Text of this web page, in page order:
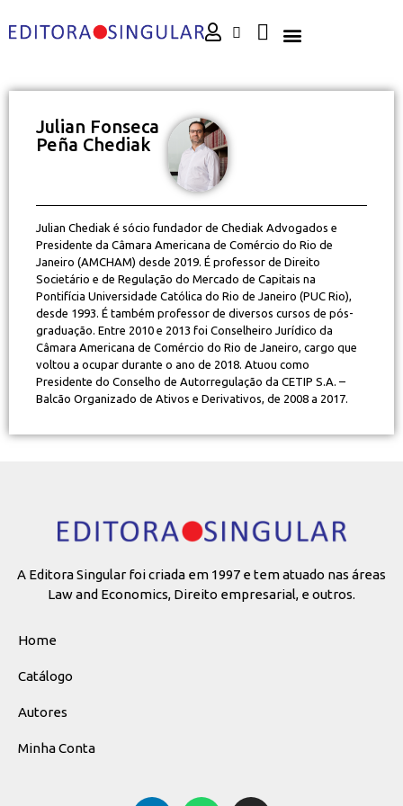
Julian Fonseca
Peña Chediak
Julian Chediak é sócio fundador de Chediak Advogados e
Presidente da Câmara Americana de Comércio do Rio de
Janeiro (AMCHAM) desde 2019. É professor de Direito
Societário e de Regulação do Mercado de Capitais na
Pontifícia Universidade Católica do Rio de Janeiro (PUC Rio),
desde 1993. É também professor de diversos cursos de pós-
graduação. Entre 2010 e 2013 foi Conselheiro Jurídico da
Câmara Americana de Comércio do Rio de Janeiro, cargo que
voltou a ocupar durante o ano de 2018. Atuou como
Presidente do Conselho de Autorregulação da CETIP S.A. –
Balcão Organizado de Ativos e Derivativos, de 2008 a 2017.
A Editora Singular foi criada em 1997 e tem atuado nas áreas
Law and Economics, Direito empresarial, e outros.
Home
Catálogo
Autores
Minha Conta